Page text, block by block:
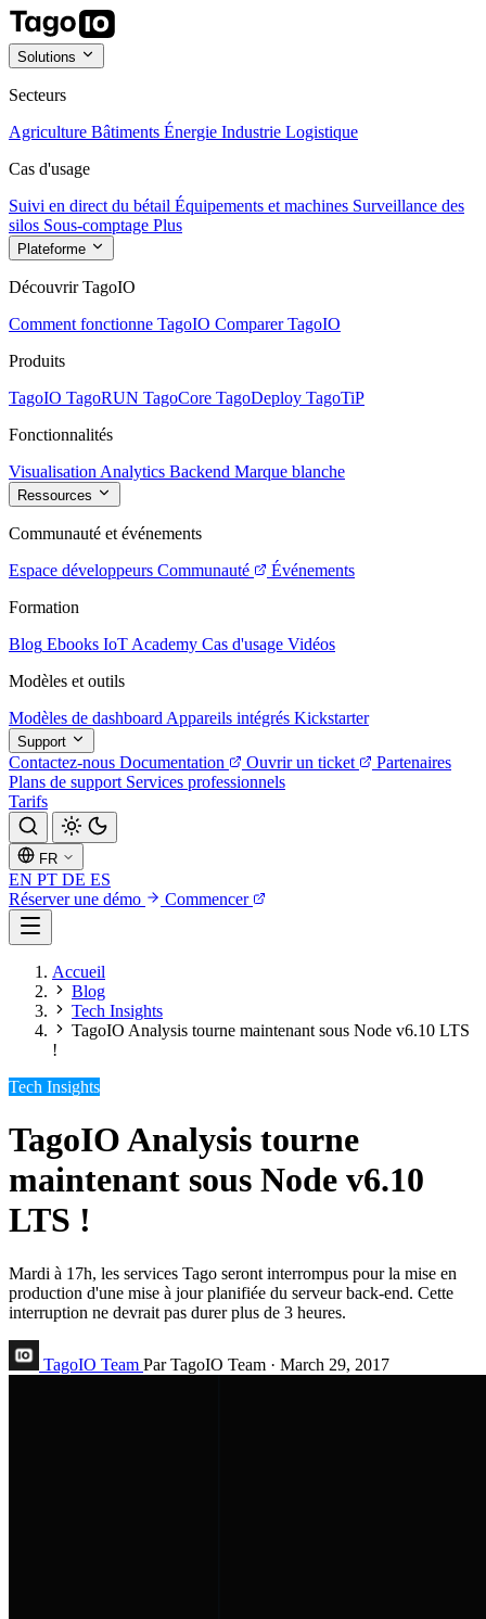
Solutions
Secteurs
Agriculture Bâtiments Énergie Industrie Logistique
Cas d'usage
Suivi en direct du bétail Équipements et machines Surveillance des
silos Sous-comptage Plus
Plateforme
Découvrir TagoIO
Comment fonctionne TagoIO Comparer TagoIO
Produits
TagoIO TagoRUN TagoCore TagoDeploy TagoTiP
Fonctionnalités
Visualisation Analytics Backend Marque blanche
Ressources
Communauté et événements
Espace développeurs Communauté
Événements
Formation
Blog Ebooks IoT Academy Cas d'usage Vidéos
Modèles et outils
Modèles de dashboard Appareils intégrés Kickstarter
Support
Contactez-nous Documentation Ouvrir un ticket
Partenaires
Plans de support Services professionnels
Tarifs
FR
EN PT DE ES
Réserver une démo
Commencer
Accueil
Blog
Tech Insights
TagoIO Analysis tourne maintenant sous Node v6.10 LTS
!
Tech Insights
TagoIO Analysis tourne
maintenant sous Node v6.10
LTS !
Mardi à 17h, les services Tago seront interrompus pour la mise en
production d'une mise à jour planifiée du serveur back-end. Cette
interruption ne devrait pas durer plus de 3 heures.
TagoIO Team Par TagoIO Team · March 29, 2017